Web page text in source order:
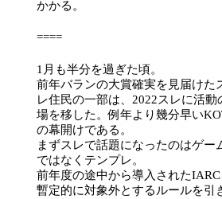
かかる。
====
1月も半分を過ぎた頃。
前年バランの大賞確実を見届けた
レ住民の一部は、2022スレに活動
場を移した。例年より幾分早い
の幕開けである。
まずスレで話題になったのはゲー
ではなくテンプレ。
前年度の途中から導入された
暫定的に対象外とするルールを引